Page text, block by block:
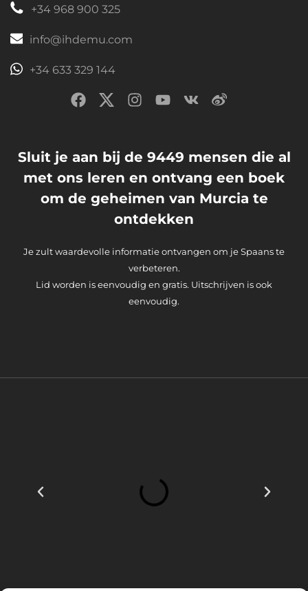
+34 968 900 325
info@ihdemu.com
+34 633 329 144
Sluit je aan bij de 9449 mensen die al
met ons leren en ontvang een boek
om de geheimen van Murcia te
ontdekken
Je zult waardevolle informatie ontvangen om je Spaans te
verbeteren.
Lid worden is eenvoudig en gratis. Uitschrijven is ook
eenvoudig.